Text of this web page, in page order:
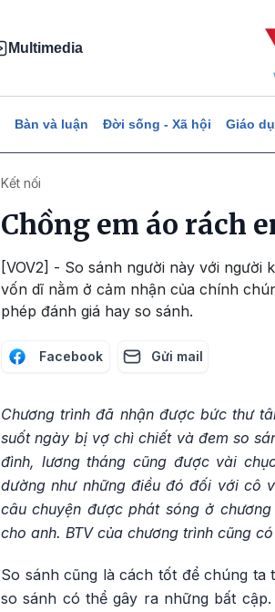
Multimedia
Bàn và luận Đời sống - Xã hội Giáo
Kết nối
Chồng em áo rách
[VOV2] - So sánh người này với
vốn dĩ nằm ở cảm nhận của chính
phép đánh giá hay so sánh.
Facebook Gửi mail
Chương trình đã nhận được bức thư
suốt ngày bị vợ chì chiết và đem so
đình, lương tháng cũng được vài
dường như những điều đó đối với cô
câu chuyện được phát sóng ở
cho anh. BTV của chương trình cũng
So sánh cũng là cách tốt để chúng
so sánh có thể gây ra những bất